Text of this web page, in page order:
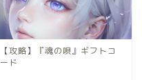
【攻略】『魂の唄』ギフトコ
ード